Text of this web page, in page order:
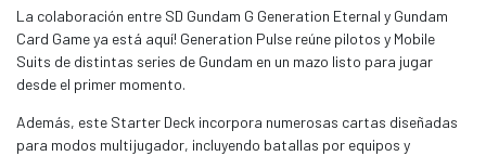
La colaboración entre SD Gundam G Generation Eternal y Gundam
Card Game ya está aquí! Generation Pulse reúne pilotos y Mobile
Suits de distintas series de Gundam en un mazo listo para jugar
desde el primer momento.
Además, este Starter Deck incorpora numerosas cartas diseñadas
para modos multijugador, incluyendo batallas por equipos y